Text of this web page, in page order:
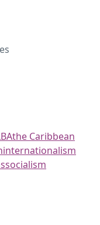
the Caribbean
internationalism
socialism